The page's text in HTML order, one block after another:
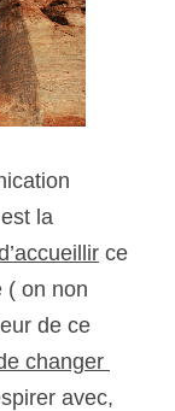
la
ce
( on non
de ce
changer
avec,